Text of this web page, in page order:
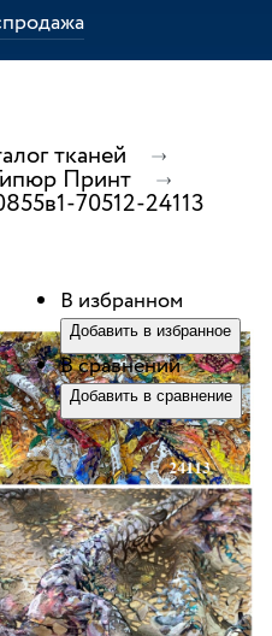
тканей
Принт
70512-24113
В избранном
Добавить в избранное
В сравнении
Добавить в сравнение